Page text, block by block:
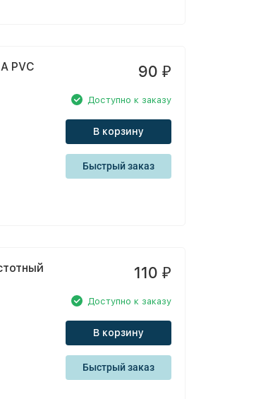
PVC 90 ₽
Доступно к заказу
В корзину
Быстрый заказ
110 ₽
Доступно к заказу
В корзину
Быстрый заказ